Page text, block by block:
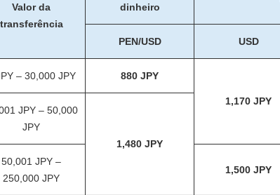
Valor da
transferência
dinheiro
PEN/USD USD
– 30,000 JPY 880 JPY
1,170 JPY
JPY – 50,000
JPY
1,480 JPY
50,001 JPY –
250,000 JPY
1,500 JPY